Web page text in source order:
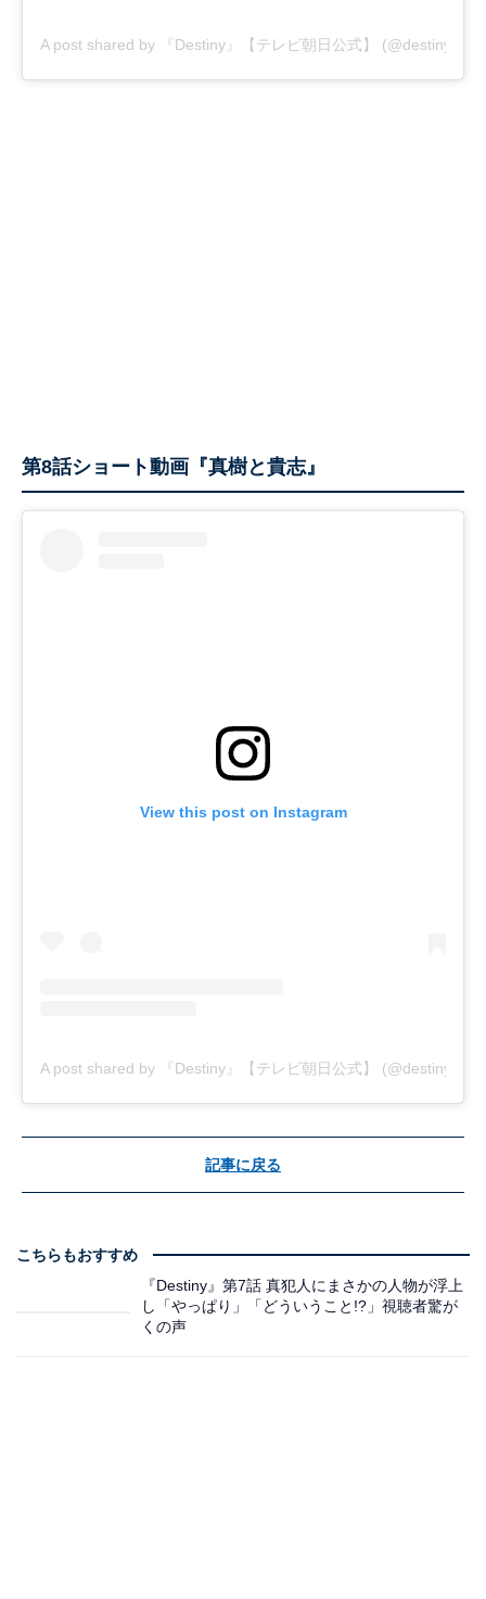
A post shared by 『Destiny』【テレビ朝日公式】
第8話ショート動画『真樹と貴志』
View this post on Instagram
A post shared by 『Destiny』【テレビ朝日公式】
記事に戻る
こちらもおすすめ
『Destiny』第7話 真犯人にまさかの人物が浮上
し「やっぱり」「どういうこと!?」視聴者驚が
くの声